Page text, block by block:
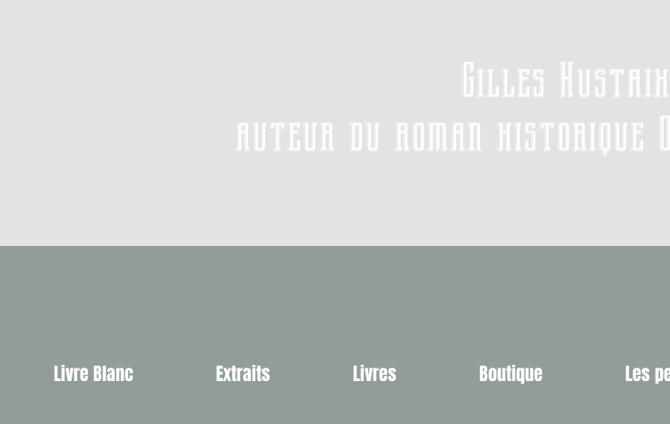
Gilles Hustaix
auteur du roman historique
Livre Blanc Extraits Livres Boutique Les